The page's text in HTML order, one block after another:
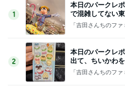
3
【おすすめグッ
クラッシュみた
「吉田さんちのフ
4
深夜のお茶会